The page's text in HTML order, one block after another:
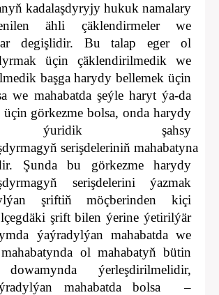
kadalaşdyryjy hukuk namalary
ähli çäklendirmeler we
degişlidir. Bu talap eger ol
üçin çäklendirilmedik we
başga harydy bellemek üçin
we mahabatda şeýle haryt ýa-da
görkezme bolsa, onda harydy
ýuridik şahsy
serişdeleriniň mahabatyna
Şunda bu görkezme harydy
serişdelerini ýazmak
şriftiň möçberinden kiçi
şrift bilen ýerine ýetirilýär
ýaýradylýan mahabatda we
ol mahabatyň bütin
ýerleşdirilmelidir,
mahabatda bolsa ‒